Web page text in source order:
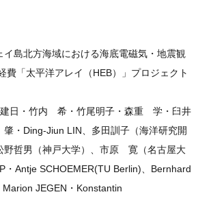
島北方海域における海底電磁気・地震観
費「太平洋アレイ（HEB）」プロジェクト
建日・竹内 希・竹尾明子・森重 学・臼井
・Ding-Jiun LIN、多田訓子（海洋研究開
野哲男（神戸大学）、市原 寛（名古屋大
・Antje SCHOEMER(TU Berlin)、Bernhard
JEGEN・Konstantin